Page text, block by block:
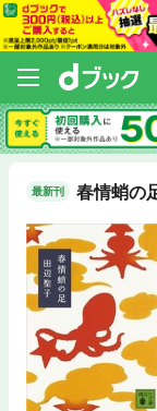
最新刊 春情蛸の